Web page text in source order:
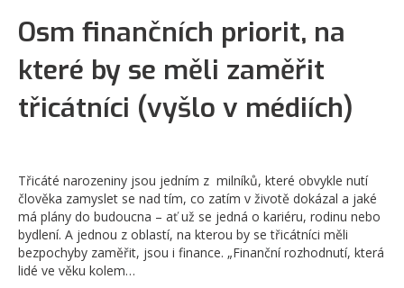
Osm finančních priorit, na
které by se měli zaměřit
třicátníci (vyšlo v médiích)
Třicáté narozeniny jsou jedním z milníků, které obvykle nutí
člověka zamyslet se nad tím, co zatím v životě dokázal a jaké
má plány do budoucna – ať už se jedná o kariéru, rodinu nebo
bydlení. A jednou z oblastí, na kterou by se třicátníci měli
bezpochyby zaměřit, jsou i finance. „Finanční rozhodnutí, která
lidé ve věku kolem…